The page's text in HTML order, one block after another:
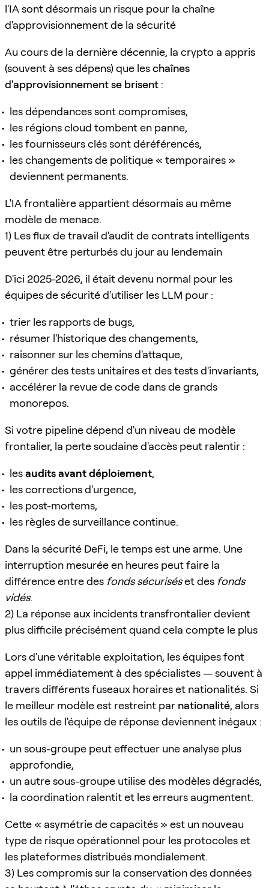
l'IA sont désormais un risque pour la chaîne
d'approvisionnement de la sécurité
Au cours de la dernière décennie, la crypto a appris
(souvent à ses dépens) que leschaînes
d'approvisionnement se brisent :
les dépendances sont compromises,
les régions cloud tombent en panne,
les fournisseurs clés sont déréférencés,
les changements de politique « temporaires »
deviennent permanents.
L'IA frontalière appartient désormais au même
modèle de menace.
1) Les flux de travail d'audit de contrats intelligents
peuvent être perturbés du jour au lendemain
D'ici 2025-2026, il était devenu normal pour les
équipes de sécurité d'utiliser les LLM pour :
trier les rapports de bugs,
résumer l'historique des changements,
raisonner sur les chemins d'attaque,
générer des tests unitaires et des tests d'invariants,
accélérer la revue de code dans de grands
monorepos.
Si votre pipeline dépend d'un niveau de modèle
frontalier, la perte soudaine d'accès peut ralentir :
lesaudits avant déploiement,
les corrections d'urgence,
les post-mortems,
les règles de surveillance continue.
Dans la sécurité DeFi, le temps est une arme. Une
interruption mesurée en heures peut faire la
différence entre des fonds sécuriséset des fonds
vidés.
2) La réponse aux incidents transfrontalier devient
plus difficile précisément quand cela compte le plus
Lors d'une véritable exploitation, les équipes font
appel immédiatement à des spécialistes — souvent à
travers différents fuseaux horaires et nationalités. Si
le meilleur modèle est restreint par nationalité, alors
les outils de l'équipe de réponse deviennent inégaux :
un sous-groupe peut effectuer une analyse plus
approfondie,
un autre sous-groupe utilise des modèles dégradés,
la coordination ralentit et les erreurs augmentent.
Cette « asymétrie de capacités » est un nouveau
type de risque opérationnel pour les protocoles et
les plateformes distribués mondialement.
3) Les compromis sur la conservation des données